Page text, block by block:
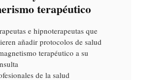
terapéutico
e hipnoterapeutas que
añadir protocolos de salud
terapéutico a su
de la salud